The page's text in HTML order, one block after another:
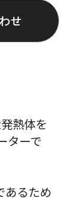
せ
熱体を
ターで
あるため